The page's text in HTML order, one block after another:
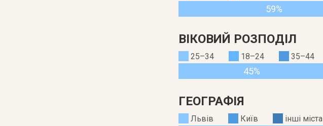
59%
ВІКОВИЙ РОЗПОДІЛ
25–34 18–24 35–44
45%
ГЕОГРАФІЯ
Львів Київ інші міста